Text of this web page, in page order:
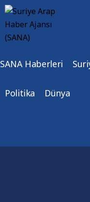
SANA Haberleri
Politika Dünya